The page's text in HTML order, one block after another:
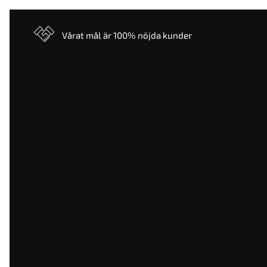
Vårat mål är 100% nöjda kunder